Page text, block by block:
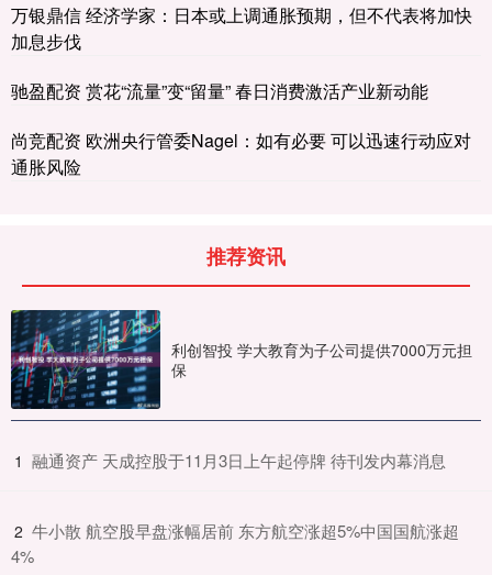
万银鼎信 经济学家：日本或上调通胀预期，但不代表将加快
加息步伐
驰盈配资 赏花“流量”变“留量” 春日消费激活产业新动能
尚竞配资 欧洲央行管委Nagel：如有必要 可以迅速行动应对
通胀风险
推荐资讯
利创智投 学大教育为子公司提供7000万元担
保
1 ​融通资产 天成控股于11月3日上午起停牌 待刊发内幕消息
2 ​牛小散 航空股早盘涨幅居前 东方航空涨超5%中国国航涨超
4%